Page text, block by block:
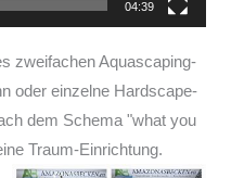
04:39
zweifachen Aquascaping-
oder einzelne Hardscape-
dem Schema "what you
Traum-Einrichtung.